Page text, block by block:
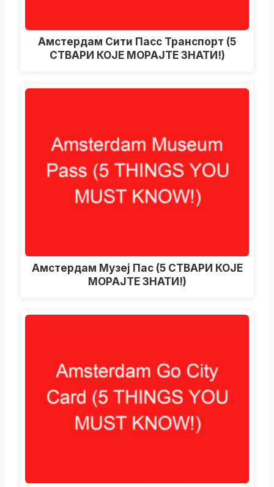
Амстердам Сити Пасс Транспорт (5
СТВАРИ КОЈЕ МОРАЈТЕ ЗНАТИ!)
Амстердам Музеј Пас (5 СТВАРИ КОЈЕ
МОРАЈТЕ ЗНАТИ!)